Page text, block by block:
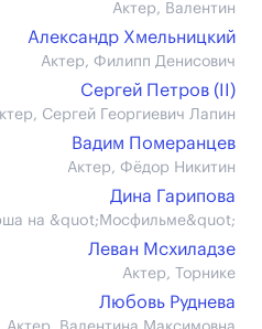
Актер, Валентин
Александр Хмельницкий
Актер, Филипп Денисович
Сергей Петров (II)
Сергей Георгиевич Лапин
Вадим Померанцев
Актер, Фёдор Никитин
Дина Гарипова
на &quot;Мосфильме&quot;
Леван Мсхиладзе
Актер, Торнике
Любовь Руднева